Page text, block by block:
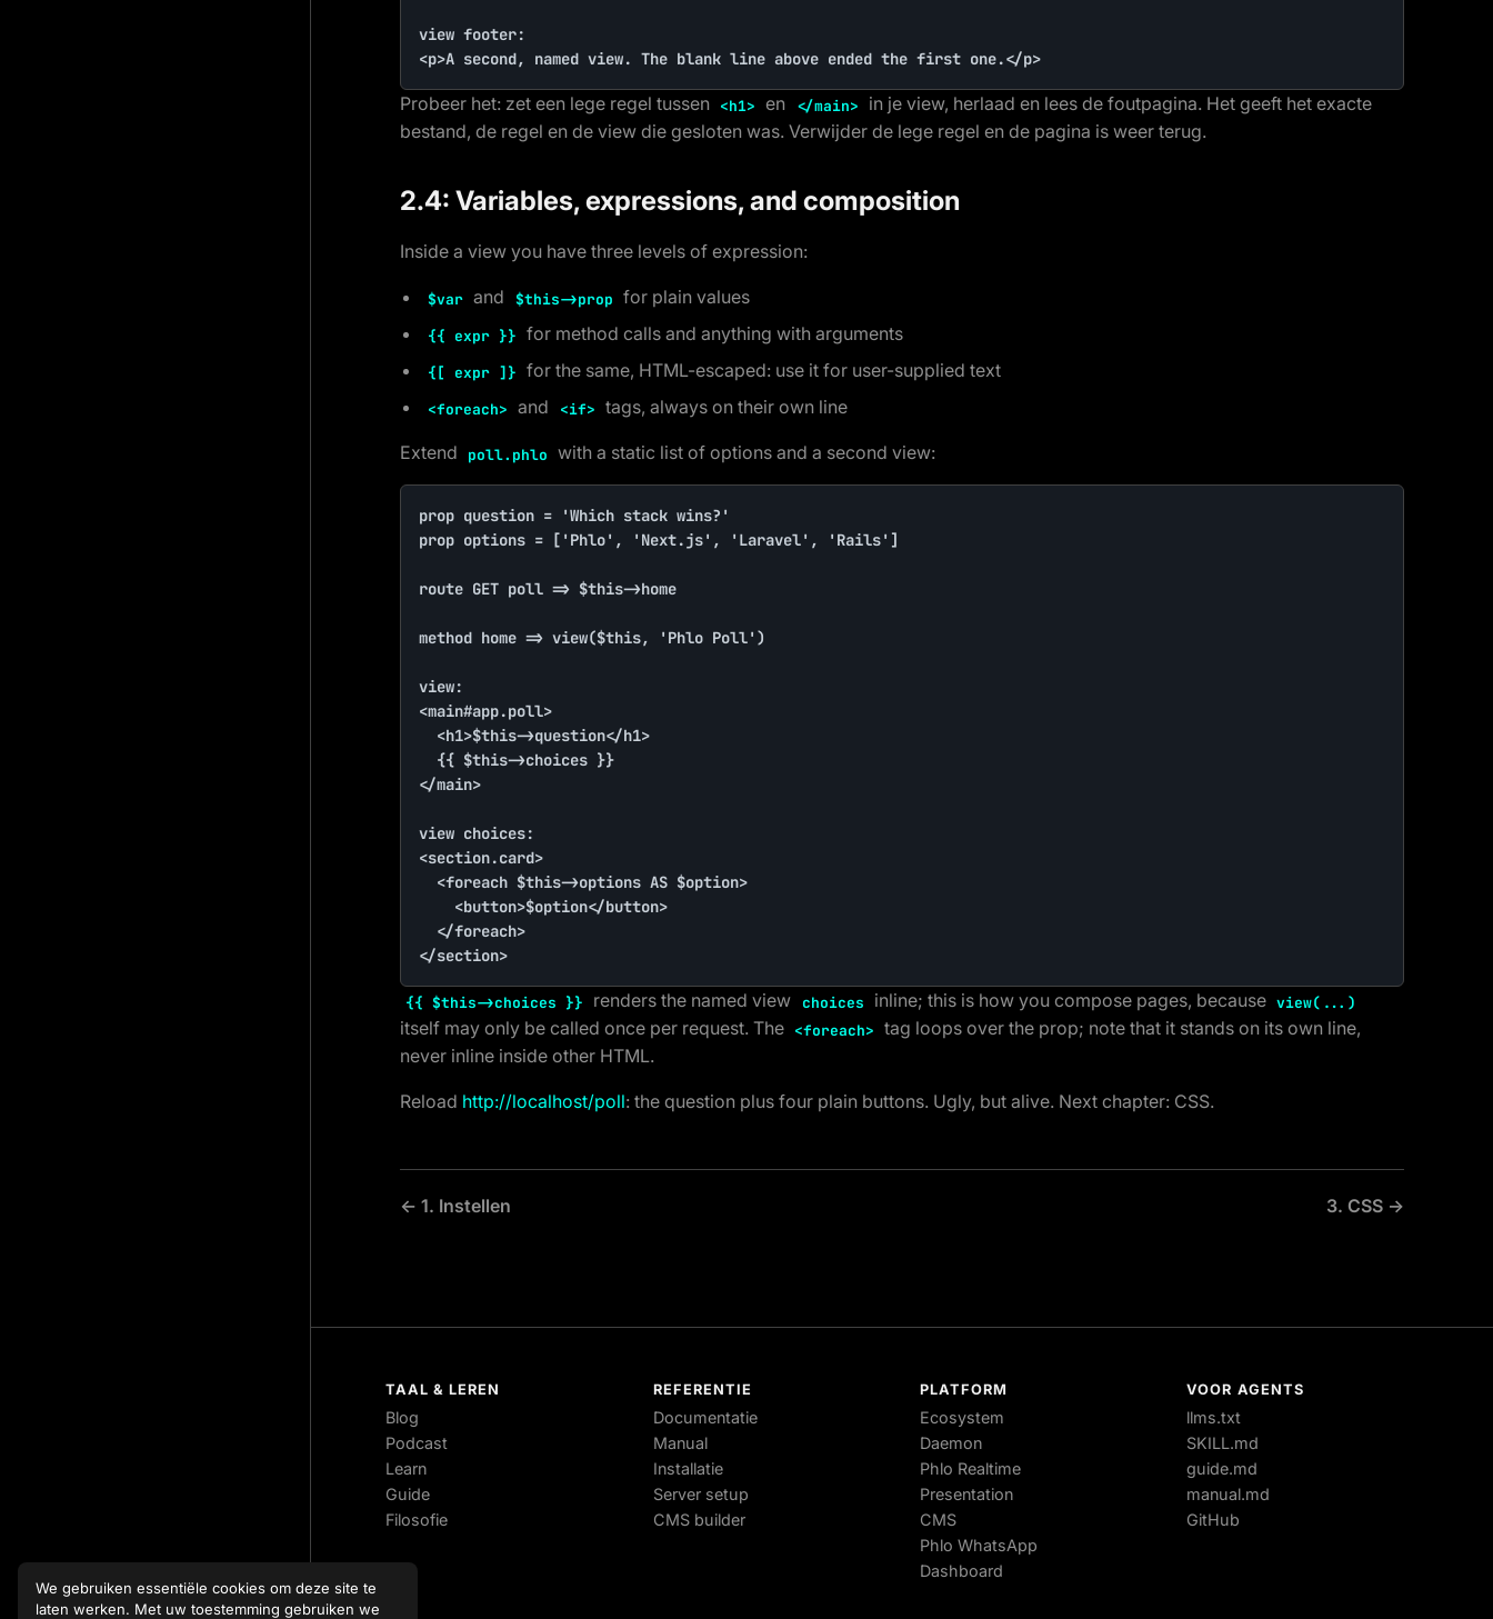
view footer:
<p>A second, named view. The blank line above ended the first one.</p>
Probeer het: zet een lege regel tussen <h1> en </main>
in je view, herlaad en lees de foutpagina. Het geeft het exacte
bestand, de regel en de view die gesloten was. Verwijder de lege regel en de pagina is weer terug.
2.4: Variables, expressions, and composition
Inside a view you have three levels of expression:
$var and $this->prop for plain values
{{ expr }} for method calls and anything with arguments
{[ expr ]} for the same, HTML-escaped: use it for user-supplied text
<foreach> and <if> tags, always on their own line
Extend poll.phlo with a static list of options and a second view:
prop question = 'Which stack wins?'
prop options = ['Phlo', 'Next.js', 'Laravel', 'Rails']
route GET poll => $this->home
method home => view($this, 'Phlo Poll')
view:
<main#app.poll>
</main>
view choices:
<section.card>
</section>
{{ $this->choices }} renders the named view choices inline; this is how you compose pages, because view(...)
itself may only be called once per request. The <foreach> tag loops over the prop; note that it stands on its own line,
never inline inside other HTML.
Reload http://localhost/poll: the question plus four plain buttons. Ugly, but alive. Next chapter: CSS.
← 1. Instellen 3. CSS →
We gebruiken essentiële cookies om deze site te
laten werken. Met uw toestemming gebruiken we
TAAL & LEREN
Blog
Podcast
Learn
Guide
Filosofie
REFERENTIE
Documentatie
Manual
Installatie
Server setup
CMS builder
PLATFORM
Ecosystem
Daemon
Phlo Realtime
Presentation
CMS
Phlo WhatsApp
Dashboard
VOOR AGENTS
llms.txt
SKILL.md
guide.md
manual.md
GitHub